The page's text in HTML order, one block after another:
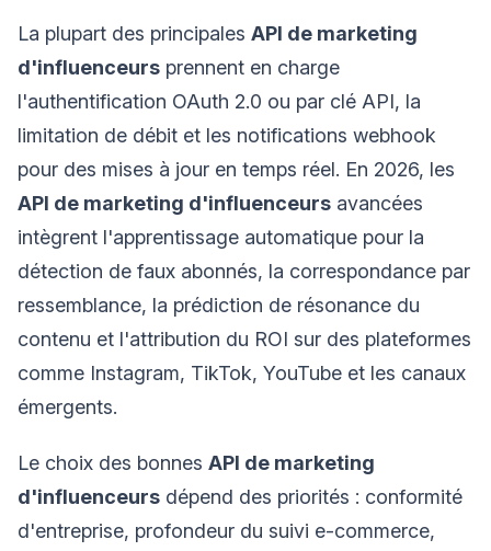
La plupart des principales API de marketing
d'influenceurs prennent en charge
l'authentification OAuth 2.0 ou par clé API, la
limitation de débit et les notifications webhook
pour des mises à jour en temps réel. En 2026, les
API de marketing d'influenceurs avancées
intègrent l'apprentissage automatique pour la
détection de faux abonnés, la correspondance par
ressemblance, la prédiction de résonance du
contenu et l'attribution du ROI sur des plateformes
comme Instagram, TikTok, YouTube et les canaux
émergents.
Le choix des bonnes API de marketing
d'influenceurs dépend des priorités : conformité
d'entreprise, profondeur du suivi e-commerce,